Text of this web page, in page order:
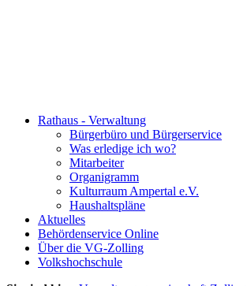
Rathaus - Verwaltung
Bürgerbüro und Bürgerservice
Was erledige ich wo?
Mitarbeiter
Organigramm
Kulturraum Ampertal e.V.
Haushaltspläne
Aktuelles
Behördenservice Online
Über die VG-Zolling
Volkshochschule